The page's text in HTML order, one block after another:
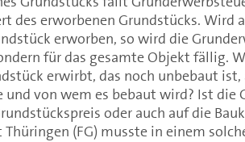
des erworbenen Grundstücks. Wird
erworben, so wird die
für das gesamte Objekt fällig.
erwirbt, das noch unbebaut
von wem es bebaut wird? Ist die
oder auch auf die
(FG) musste in einem